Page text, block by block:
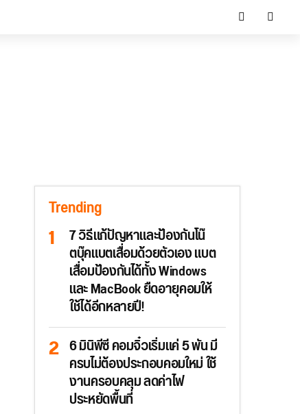
Trending
7 วิธีแก้ปัญหาและป้องกันโน๊
ตบุ๊คแบตเสื่อมด้วยตัวเอง แบต
เสื่อมป้องกันได้ทั้ง Windows
และ MacBook ยืดอายุคอมให้
ใช้ได้อีกหลายปี!
6 มินิพีซี คอมจิ๋วเริ่มแค่ 5 พัน มี
ครบไม่ต้องประกอบคอมใหม่ ใช้
งานครอบคลุม ลดค่าไฟ
ประหยัดพื้นที่